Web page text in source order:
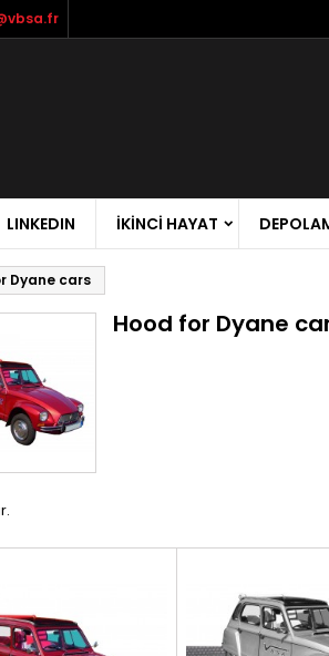
LINKEDIN İKİNCİ HAYAT
Dyane cars
Hood for Dyane